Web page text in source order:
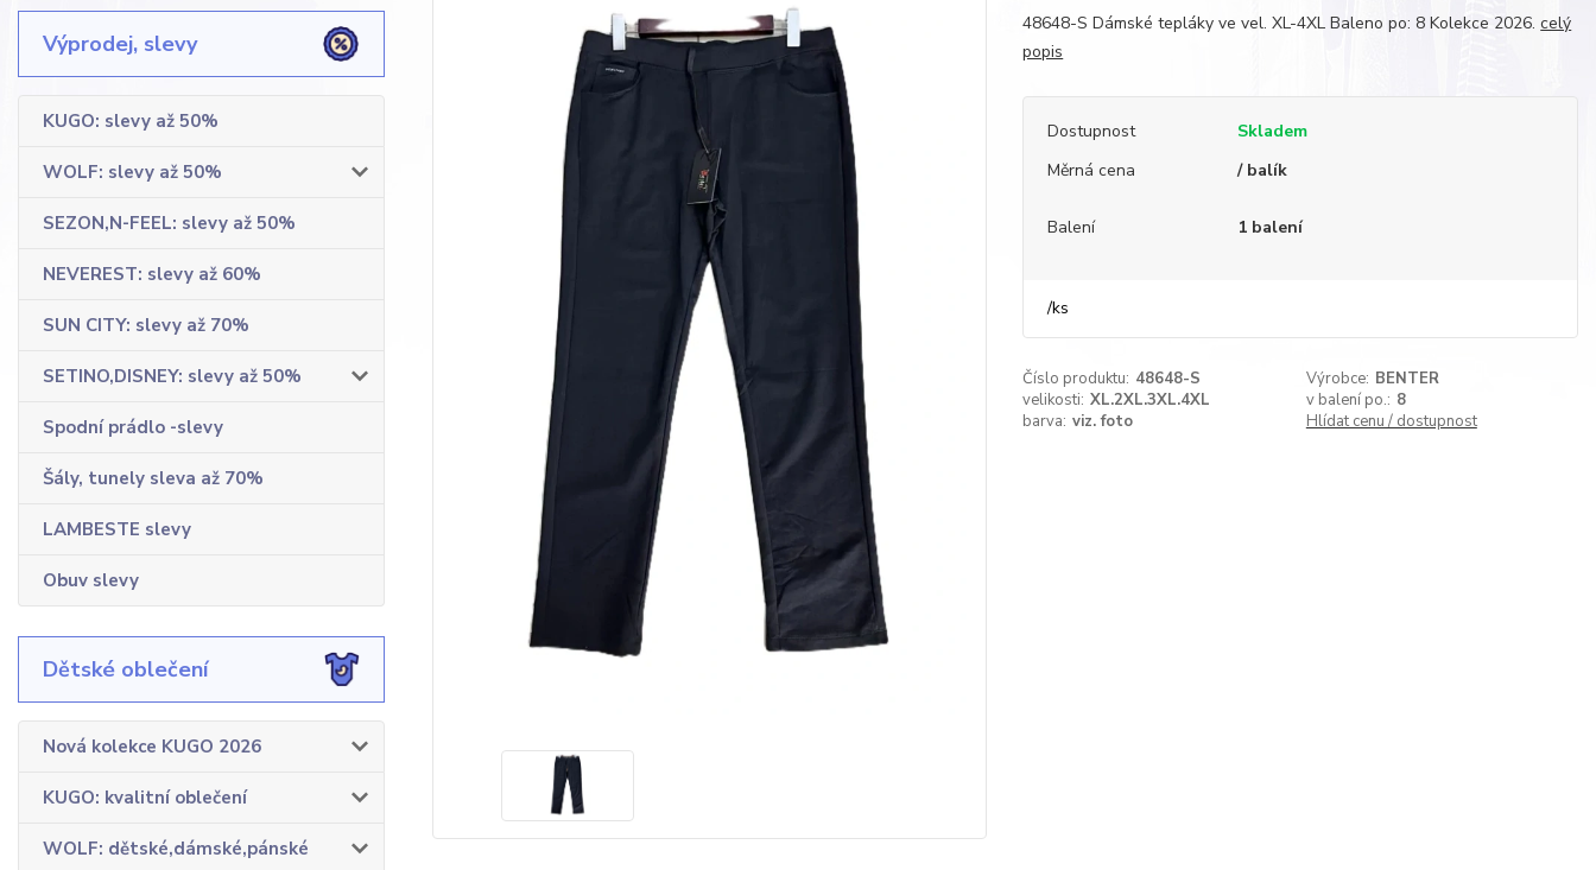
Výprodej, slevy
KUGO: slevy až 50%
WOLF: slevy až 50%
SEZON,N-FEEL: slevy až 50%
NEVEREST: slevy až 60%
SUN CITY: slevy až 70%
SETINO,DISNEY: slevy až 50%
Spodní prádlo -slevy
Šály, tunely sleva až 70%
LAMBESTE slevy
Obuv slevy
Dětské oblečení
Nová kolekce KUGO 2026
KUGO: kvalitní oblečení
WOLF: dětské,dámské,pánské
48648-S Dámské tepláky ve vel. XL-4XL Baleno po: 8 Kolekce 2026.celý
popis
Dostupnost
Skladem
Měrná cena
/ balík
Balení 1 balení
/ks
Číslo produktu: 48648-S Výrobce: BENTER
velikosti: XL.2XL.3XL.4XL v balení po.: 8
barva: viz. foto Hlídat cenu / dostupnost